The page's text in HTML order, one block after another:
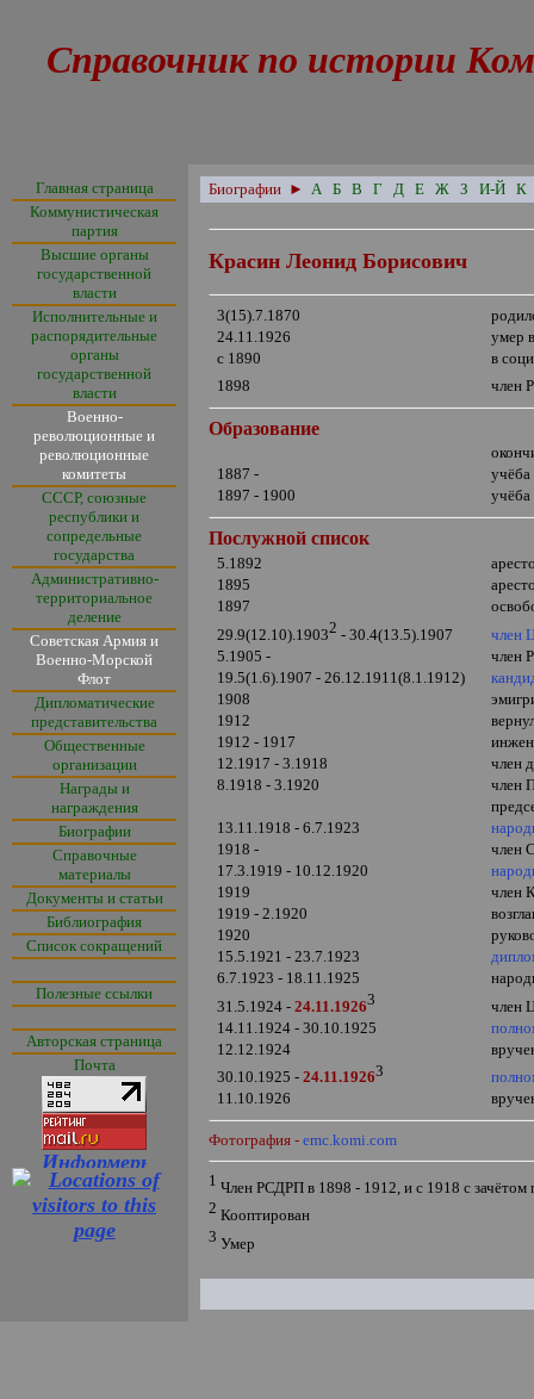
Справочник по истории
Главная страница
Коммунистическая
партия
Высшие органы
государственной
власти
Исполнительные и
распорядительные
органы
государственной
власти
Военно-
революционные и
революционные
комитеты
СССР, союзные
республики и
сопредельные
государства
Административно-
территориальное
деление
Советская Армия и
Военно-Морской
Флот
Дипломатические
представительства
Общественные
организации
Награды и
награждения
Биографии
Справочные
материалы
Документы и статьи
Библиография
Список сокращений
Полезные ссылки
Авторская страница
Почта
Биографии ► А Б В Г Д Е Ж З И-Й К
Красин Леонид Борисович
3(15).7.1870
24.11.1926
умер
с 1890
в
1898
член
Образование
1887 -
учёба
1897 - 1900
учёба
Послужной список
5.1892
1895
1897
29.9(12.10).19032 -30.4(13.5).1907
член
5.1905 -
член
19.5(1.6).1907 - 26.12.1911(8.1.1912)
1908
1912
1912 - 1917
12.1917 - 3.1918
член
8.1918 - 3.1920
член
13.11.1918 - 6.7.1923
1918 -
член
17.3.1919 - 10.12.1920
1919
член
1919 - 2.1920
1920
15.5.1921 - 23.7.1923
6.7.1923 - 18.11.1925
31.5.1924 - 24.11.19263
член
14.11.1924 - 30.10.1925
12.12.1924
30.10.1925 - 24.11.19263
11.10.1926
Фотография - emc.komi.com
1 Член РСДРП в 1898 - 1912, и с 1918 с зачётом
2 Кооптирован
3 Умер